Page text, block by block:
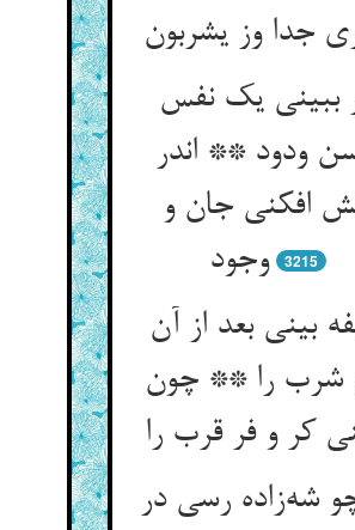
جدا وز یشربون
ببینی یک نفس
ودود ** اندر
افکنی جان و
وجود
3215
بینی بعد از آن
شرب را ** چون
کر و فر قرب را
شه‌زاده رسی در